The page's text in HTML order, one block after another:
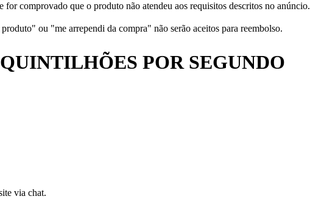
for comprovado que o produto não atendeu aos requisitos descritos no anúncio.
ou "me arrependi da compra" não serão aceitos para reembolso.
QUINTILHÕES POR SEGUNDO
via chat.